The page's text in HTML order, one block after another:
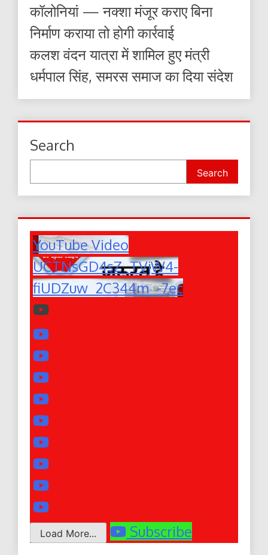
कॉलोनियां — नक्शा मंजूर कराए बिना
निर्माण कराया तो होगी कार्रवाई
कलश वंदन यात्रा में शामिल हुए मंत्री
धर्मपाल सिंह, समरस समाज का दिया संदेश
Search
Search
YouTube Video
UCTNsGD4sZ_TVjW4-
fiUDZuw_2C344m_-7ec
Load More... Subscribe